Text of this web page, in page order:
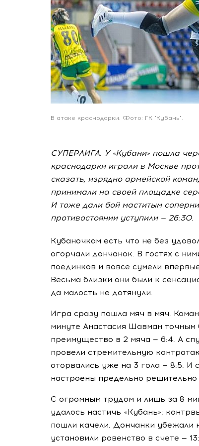
В атаке краснодарки. Фото: ГК "Кубань".
СУПЕРЛИГА. У «Кубани» пошла
краснодарки играли в Москве
сказать, изрядно армейской
принимали на своей площадке
И тоже дали бой маститым
противостоянии уступили — 26:30.
Кубаночкам есть что не без
огорчали дончанок. В гостях с
поединков и вовсе сумели
Весьма близки они были к
да малость не дотянули.
Игра сразу пошла мяч в мяч.
минуте Анастасия Шавман
преимущество в 2 мяча — 6:4. А
провели стремительную
оторвались уже на 3 гола — 8:5. И
настроены предельно решительно
С огромным трудом и лишь за 8
удалось настичь «Кубань»:
пошли качели. Дончанки убежали
установили равенство в счете —